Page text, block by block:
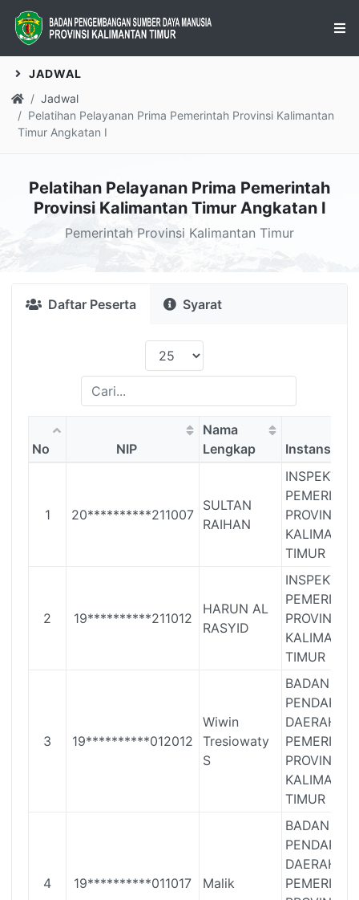
JADWAL
Jadwal
Pelatihan Pelayanan Prima Pemerintah Provinsi Kalimantan
Timur Angkatan I
Pelatihan Pelayanan Prima Pemerintah
Provinsi Kalimantan Timur Angkatan I
Pemerintah Provinsi Kalimantan Timur
Daftar Peserta Syarat
No NIP
Nama
Lengkap
Instansi
1 20**********211007
SULTAN
RAIHAN
PROVINSI
TIMUR
2 19**********211012
HARUN AL
RASYID
PROVINSI
TIMUR
3 19**********012012
Wiwin
Tresiowaty
S
BADAN
DAERAH
PROVINSI
TIMUR
4 19**********011017 Malik
BADAN
DAERAH